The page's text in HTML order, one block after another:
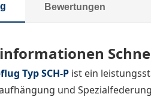
Bewertungen
Typ SCH-P ist ein
und